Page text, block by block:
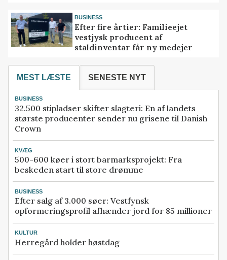
BUSINESS
Efter fire årtier: Familieejet
vestjysk producent af
staldinventar får ny medejer
MEST LÆSTE SENESTE NYT
BUSINESS
32.500 stipladser skifter slagteri: En af landets
største producenter sender nu grisene til Danish
Crown
KVÆG
500-600 køer i stort barmarksprojekt: Fra
beskeden start til store drømme
BUSINESS
Efter salg af 3.000 søer: Vestfynsk
opformeringsprofil afhænder jord for 85 millioner
KULTUR
Herregård holder høstdag